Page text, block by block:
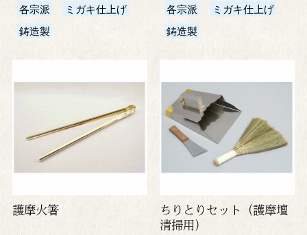
各宗派
ミガキ仕上げ
鋳造製
各宗派
ミガキ仕上げ
鋳造製
護摩火箸
ちりとりセット（護摩壇
清掃用）